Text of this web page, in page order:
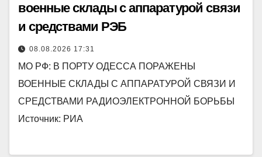
военные склады с аппаратурой связи
и средствами РЭБ
08.08.2026 17:31
МО РФ: В ПОРТУ ОДЕССА ПОРАЖЕНЫ
ВОЕННЫЕ СКЛАДЫ С АППАРАТУРОЙ СВЯЗИ И
СРЕДСТВАМИ РАДИОЭЛЕКТРОННОЙ БОРЬБЫ
Источник: РИА